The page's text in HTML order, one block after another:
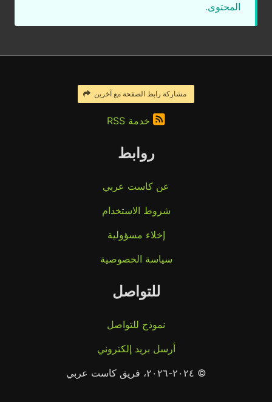
المحتوى.
مشاركة رابط الصفحة مع آخرين
خدمة RSS
روابط
عن كاست عربي
شروط الاستخدام
إخلاء مسؤولية
سياسة الخصوصية
للتواصل
نموذج للتواصل
أرسل بريد إلكتروني
© ٢٠٢٤-٢٠٢٦، فريق كاست عربي